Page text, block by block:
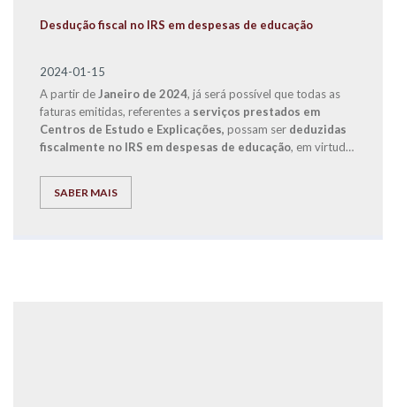
Desdução fiscal no IRS em despesas de educação
2024-01-15
A partir de Janeiro de 2024, já será possível que todas as
faturas emitidas, referentes a serviços prestados em
Centros de Estudo e Explicações, possam ser deduzidas
fiscalmente no IRS em despesas de educação, em virtude
SABER MAIS